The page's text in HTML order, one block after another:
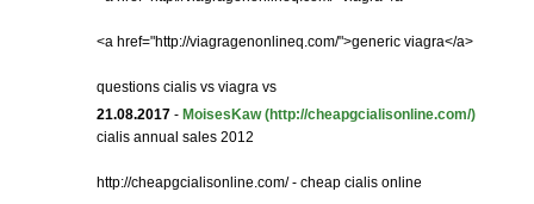
<a href="http://viagragenonlineq.com/">generic viagra</a>
questions cialis vs viagra vs
21.08.2017 - MoisesKaw (http://cheapgcialisonline.com/)
cialis annual sales 2012
http://cheapgcialisonline.com/ - cheap cialis online